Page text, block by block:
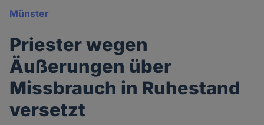
Münster
Priester wegen
Äußerungen über
Missbrauch in Ruhestand
versetzt